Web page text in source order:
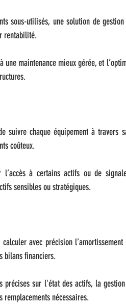
sous-utilisés, une solution de
rentabilité.
maintenance mieux gérée, et
suivre chaque équipement à travers
coûteux.
à certains actifs ou de
sensibles ou stratégiques.
avec précision
bilans financiers.
précises sur l'état des actifs, la
nécessaires.